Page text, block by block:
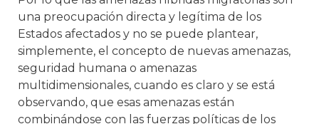
una preocupación directa y legítima de los
Estados afectados y no se puede plantear,
simplemente, el concepto de nuevas amenazas,
seguridad humana o amenazas
multidimensionales, cuando es claro y se está
observando, que esas amenazas están
combinándose con las fuerzas políticas de los